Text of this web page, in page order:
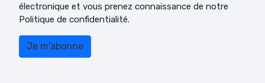
électronique et vous prenez connaissance de notre
Politique de confidentialité.